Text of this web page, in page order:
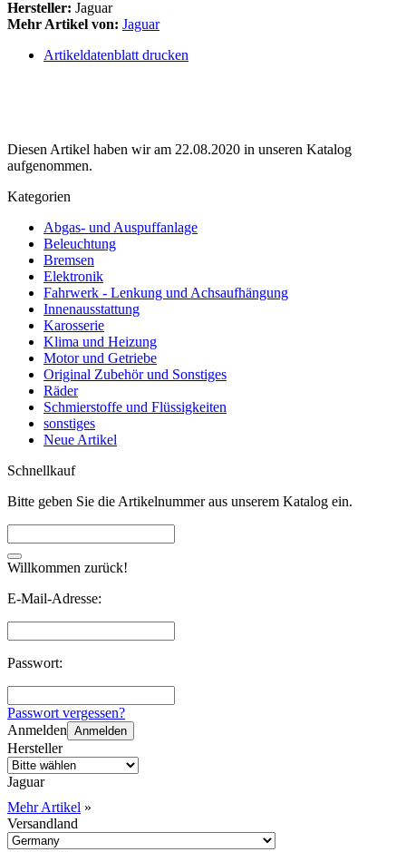
Hersteller: Jaguar
Mehr Artikel von: Jaguar
Artikeldatenblatt drucken
Diesen Artikel haben wir am 22.08.2020 in unseren Katalog
aufgenommen.
Kategorien
Abgas- und Auspuffanlage
Beleuchtung
Bremsen
Elektronik
Fahrwerk - Lenkung und Achsaufhängung
Innenausstattung
Karosserie
Klima und Heizung
Motor und Getriebe
Original Zubehör und Sonstiges
Räder
Schmierstoffe und Flüssigkeiten
sonstiges
Neue Artikel
Schnellkauf
Bitte geben Sie die Artikelnummer aus unserem Katalog ein.
Willkommen zurück!
E-Mail-Adresse:
Passwort:
Passwort vergessen?
Anmelden Anmelden
Hersteller
Jaguar
Mehr Artikel »
Versandland